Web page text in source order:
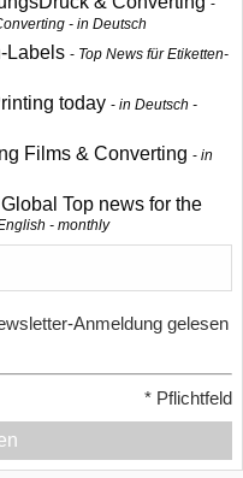
- in Deutsch
Labels
Top News für Etiketten-
today
in Deutsch -
Films & Converting
in
Top news for the
- monthly
Anmeldung gelesen
* Pflichtfeld